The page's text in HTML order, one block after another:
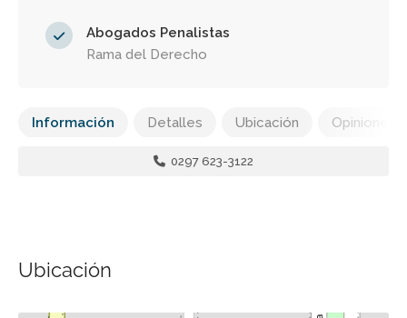
Abogados Penalistas
Rama del Derecho
Información Detalles Ubicación Opiniones
0297 623-3122
Ubicación